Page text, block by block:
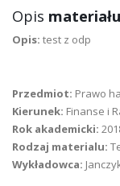
Opis materiału
Opis: test z odp
Przedmiot: Prawo
Kierunek: Finanse i
Rok akademicki:
Rodzaj materialu:
Wykładowca: